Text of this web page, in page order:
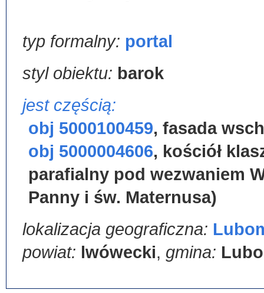
typ formalny: portal
styl obiektu: barok
jest częścią:
obj 5000100459, fasada
obj 5000004606, kościół
parafialny pod wezwaniem
Panny i św. Maternusa)
lokalizacja geograficzna:
powiat: lwówecki, gmina: